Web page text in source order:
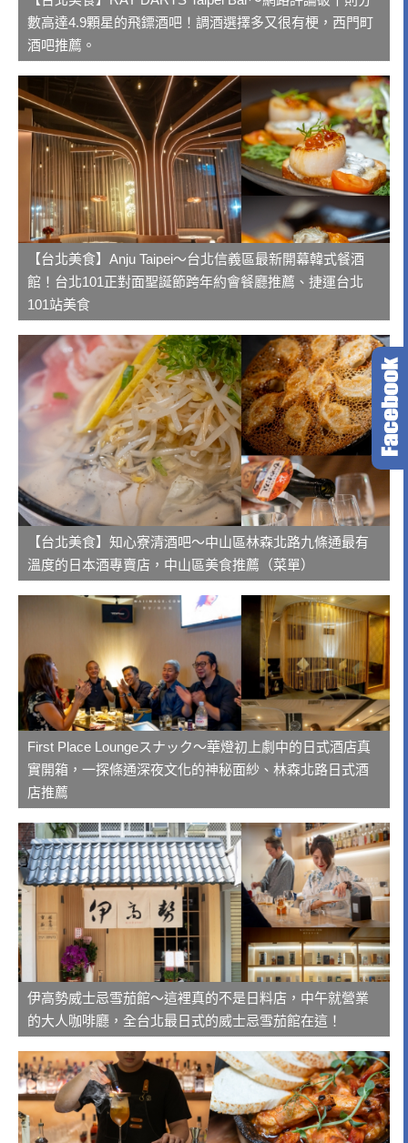
數高達4.9顆星的飛鏢酒吧！調酒選擇多又很有梗，西門町
酒吧推薦。
【台北美食】Anju Taipei～台北信義區最新開幕韓式餐酒
館！台北101正對面聖誕節跨年約會餐廳推薦、捷運台北
101站美食
【台北美食】知心寮清酒吧～中山區林森北路九條通最有
溫度的日本酒專賣店，中山區美食推薦（菜單）
First Place Loungeスナック～華燈初上劇中的日式酒店真
實開箱，一探條通深夜文化的神秘面紗、林森北路日式酒
店推薦
伊高勢威士忌雪茄館～這裡真的不是日料店，中午就營業
的大人咖啡廳，全台北最日式的威士忌雪茄館在這！